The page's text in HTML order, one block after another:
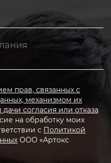
прав, связанных с
механизмом их
согласия или отказа
на обработку моих
с Политикой
ООО «Артокс